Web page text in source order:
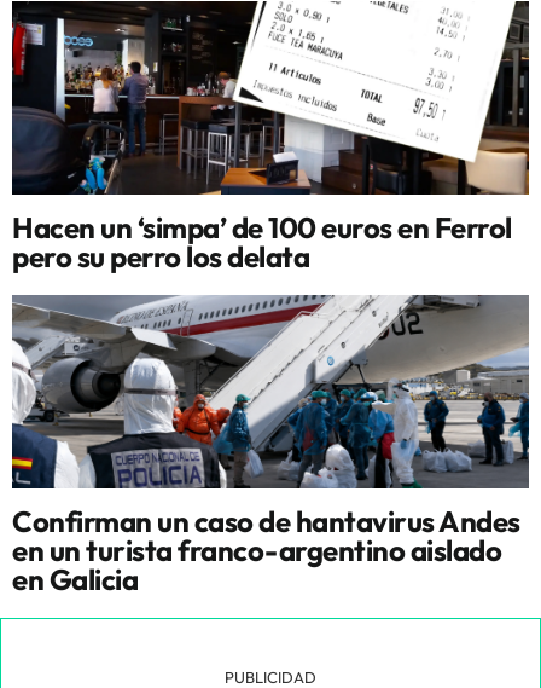
Hacen un ‘simpa’ de 100 euros en Ferrol
pero su perro los delata
Confirman un caso de hantavirus Andes
en un turista franco-argentino aislado
en Galicia
PUBLICIDAD